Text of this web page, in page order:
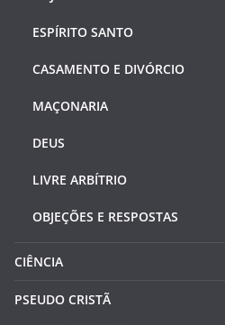
ESPÍRITO SANTO
CASAMENTO E DIVÓRCIO
MAÇONARIA
DEUS
LIVRE ARBÍTRIO
OBJEÇÕES E RESPOSTAS
CIÊNCIA
PSEUDO CRISTÃ